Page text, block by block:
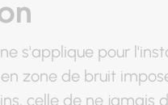
s'applique pour
zone de bruit
celle de ne jamais